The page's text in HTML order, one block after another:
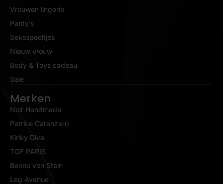
Vrouwen lingerie
Panty’s
Seksspeeltjes
Nieuw vrouw
Body & Toys cadeau
Sale
Merken
Noir Handmade
Patrice Catanzaro
Kinky Diva
TOF PARIS
Benno von Stein
Leg Avenue